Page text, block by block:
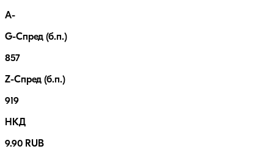
A-
G-Спред (б.п.)
857
Z-Спред (б.п.)
919
НКД
9.90 RUB